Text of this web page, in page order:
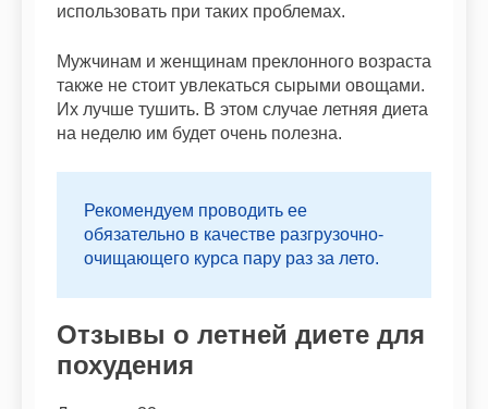
использовать при таких проблемах.
Мужчинам и женщинам преклонного возраста
также не стоит увлекаться сырыми овощами.
Их лучше тушить. В этом случае летняя диета
на неделю им будет очень полезна.
Рекомендуем проводить ее
обязательно в качестве разгрузочно-
очищающего курса пару раз за лето.
Отзывы о летней диете для
похудения